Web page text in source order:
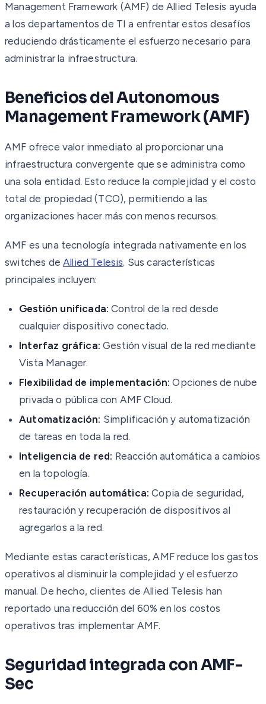
Management Framework (AMF) de Allied Telesis ayuda
a los departamentos de TI a enfrentar estos desafíos
reduciendo drásticamente el esfuerzo necesario para
administrar la infraestructura.
Beneficios del Autonomous
Management Framework (AMF)
AMF ofrece valor inmediato al proporcionar una
infraestructura convergente que se administra como
una sola entidad. Esto reduce la complejidad y el costo
total de propiedad (TCO), permitiendo a las
organizaciones hacer más con menos recursos.
AMF es una tecnología integrada nativamente en los
switches deAllied Telesis. Sus características
principales incluyen:
Gestión unificada: Control de la red desde
cualquier dispositivo conectado.
Interfaz gráfica: Gestión visual de la red mediante
Vista Manager.
Flexibilidad de implementación: Opciones de nube
privada o pública con AMF Cloud.
Automatización: Simplificación y automatización
de tareas en toda la red.
Inteligencia de red: Reacción automática a cambios
en la topología.
Recuperación automática: Copia de seguridad,
restauración y recuperación de dispositivos al
agregarlos a la red.
Mediante estas características, AMF reduce los gastos
operativos al disminuir la complejidad y el esfuerzo
manual. De hecho, clientes de Allied Telesis han
reportado una reducción del 60% en los costos
operativos tras implementar AMF.
Seguridad integrada con AMF-
Sec